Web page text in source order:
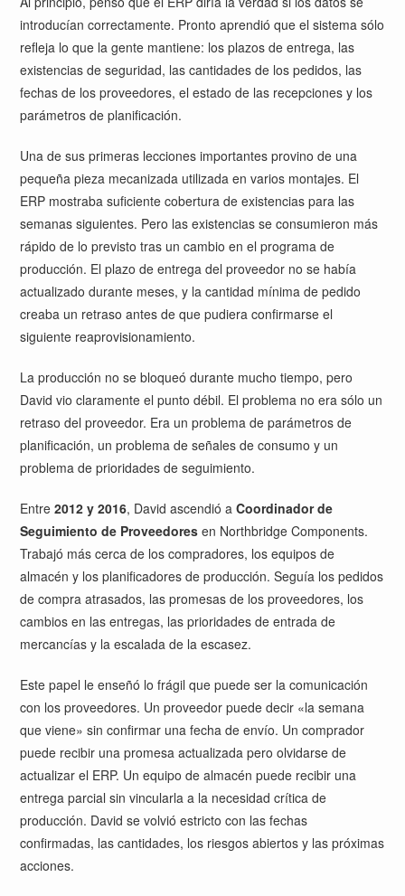
introducían correctamente. Pronto aprendió que el sistema sólo
refleja lo que la gente mantiene: los plazos de entrega, las
existencias de seguridad, las cantidades de los pedidos, las
fechas de los proveedores, el estado de las recepciones y los
parámetros de planificación.
Una de sus primeras lecciones importantes provino de una
pequeña pieza mecanizada utilizada en varios montajes. El
ERP mostraba suficiente cobertura de existencias para las
semanas siguientes. Pero las existencias se consumieron más
rápido de lo previsto tras un cambio en el programa de
producción. El plazo de entrega del proveedor no se había
actualizado durante meses, y la cantidad mínima de pedido
creaba un retraso antes de que pudiera confirmarse el
siguiente reaprovisionamiento.
La producción no se bloqueó durante mucho tiempo, pero
David vio claramente el punto débil. El problema no era sólo un
retraso del proveedor. Era un problema de parámetros de
planificación, un problema de señales de consumo y un
problema de prioridades de seguimiento.
Entre2012 y 2016, David ascendió aCoordinador de
Seguimiento de Proveedores en Northbridge Components.
Trabajó más cerca de los compradores, los equipos de
almacén y los planificadores de producción. Seguía los pedidos
de compra atrasados, las promesas de los proveedores, los
cambios en las entregas, las prioridades de entrada de
mercancías y la escalada de la escasez.
Este papel le enseñó lo frágil que puede ser la comunicación
con los proveedores. Un proveedor puede decir «la semana
que viene» sin confirmar una fecha de envío. Un comprador
puede recibir una promesa actualizada pero olvidarse de
actualizar el ERP. Un equipo de almacén puede recibir una
entrega parcial sin vincularla a la necesidad crítica de
producción. David se volvió estricto con las fechas
confirmadas, las cantidades, los riesgos abiertos y las próximas
acciones.